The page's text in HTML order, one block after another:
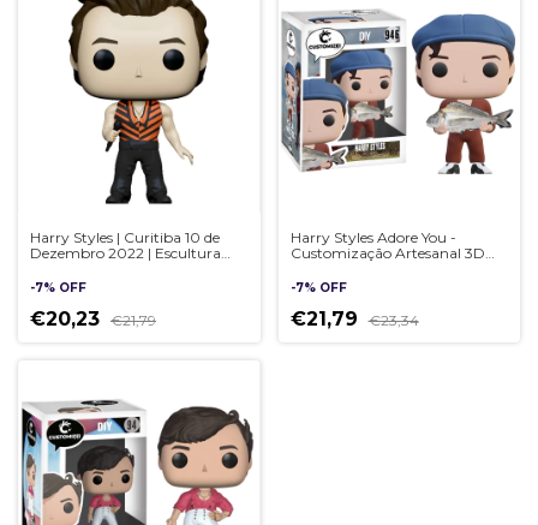
Harry Styles | Curitiba 10 de
Dezembro 2022 | Escultura
Artesanal 3D
-7% OFF
€20,23 €21,79
Harry Styles Adore You -
Customização Artesanal 3D
-7% OFF
€21,79 €23,34